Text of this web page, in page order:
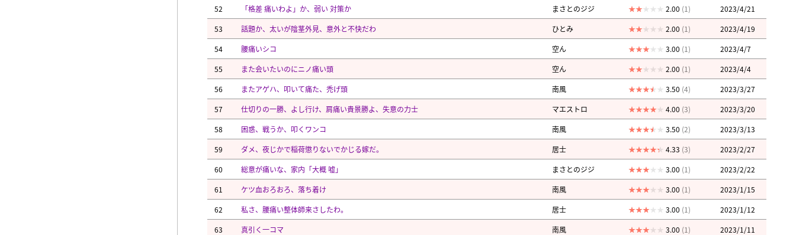
52
「格差 痛いわよ」か、弱い 対策か まさとのジジ 2.00 (1)
2023/4/21
53
話題か、太いが陰茎外見、意外と不快だわ ひとみ 2.00 (1)
2023/4/19
54
腰痛いシコ 空ん 3.00 (1)
2023/4/7
55
また会いたいのにニノ痛い頭 空ん 2.00 (1)
2023/4/4
56
またアゲハ、叩いて痛た、禿げ頭 南風 3.50 (4)
2023/3/27
57
仕切りの一勝、よし行け、肩痛い貴景勝よ、失意の力士 マエストロ 4.00 (3)
2023/3/20
58
困惑、戦うか、叩くワンコ 南風 3.50 (2)
2023/3/13
59
ダメ、夜じかで稲荷懲りないでかじる嫁だ。 居士 4.33 (3)
2023/2/27
60
総意が痛いな、家内「大概 嘘」 まさとのジジ 3.00 (1)
2023/2/22
61
ケツ血おろおろ、落ち着け 南風 3.00 (1)
2023/1/15
62
私さ、腰痛い整体師来さしたわ。 居士 3.00 (1)
2023/1/12
63
真引く一コマ 南風 3.00 (1)
2023/1/11